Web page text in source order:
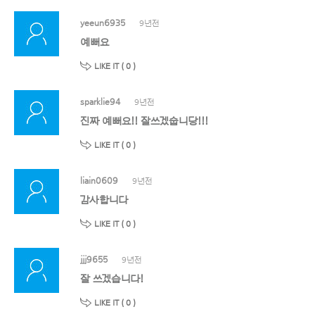
yeeun6935 9년전
예뻐요
LIKE IT ( 0 )
sparklie94 9년전
진짜 예뻐요!! 잘쓰겠숩니당!!!
LIKE IT ( 0 )
liain0609 9년전
감사합니다
LIKE IT ( 0 )
jjj9655 9년전
잘 쓰겠습니다!
LIKE IT ( 0 )